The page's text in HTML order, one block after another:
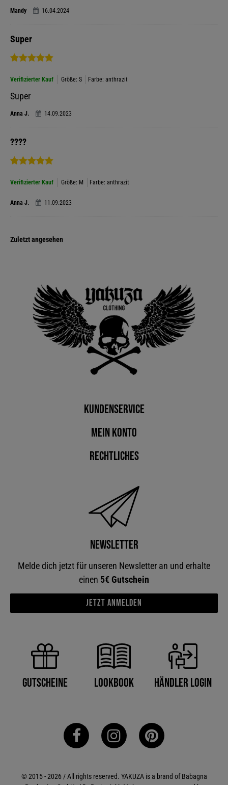
Mandy 16.04.2024
Super
Verifizierter Kauf Größe: S Farbe: anthrazit
Super
Anna J. 14.09.2023
????
Verifizierter Kauf Größe: M Farbe: anthrazit
Anna J. 11.09.2023
Zuletzt angesehen
Kundenservice
Mein Konto
Rechtliches
Newsletter
Melde dich jetzt für unseren Newsletter an und erhalte
einen 5€ Gutschein
Jetzt anmelden
Gutscheine Lookbook Händler Login
© 2015 - 2026 / All rights reserved. YAKUZA is a brand of Babagna